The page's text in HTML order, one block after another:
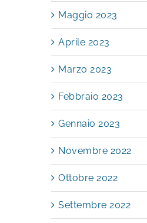
Maggio 2023
Aprile 2023
Marzo 2023
Febbraio 2023
Gennaio 2023
Novembre 2022
Ottobre 2022
Settembre 2022